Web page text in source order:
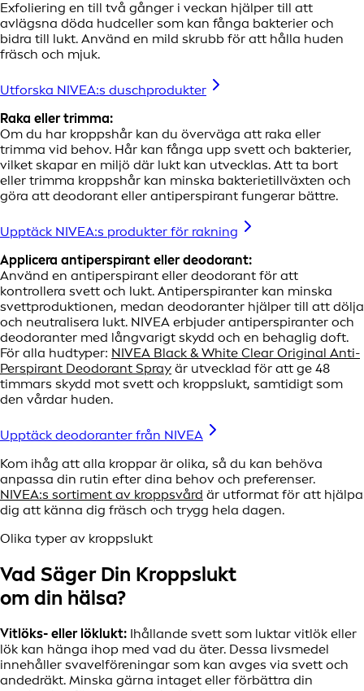
Exfoliering en till två gånger i veckan hjälper till att
avlägsna döda hudceller som kan fånga bakterier och
bidra till lukt. Använd en mild skrubb för att hålla huden
fräsch och mjuk.
Utforska NIVEA:s duschprodukter
Raka eller trimma:
Om du har kroppshår kan du överväga att raka eller
trimma vid behov. Hår kan fånga upp svett och bakterier,
vilket skapar en miljö där lukt kan utvecklas. Att ta bort
eller trimma kroppshår kan minska bakterietillväxten och
göra att deodorant eller antiperspirant fungerar bättre.
Upptäck NIVEA:s produkter för rakning
Applicera antiperspirant eller deodorant:
Använd en antiperspirant eller deodorant för att
kontrollera svett och lukt. Antiperspiranter kan minska
svettproduktionen, medan deodoranter hjälper till att dölja
och neutralisera lukt. NIVEA erbjuder antiperspiranter och
deodoranter med långvarigt skydd och en behaglig doft.
För alla hudtyper: NIVEA Black & White Clear Original Anti-
Perspirant Deodorant Spray är utvecklad för att ge 48
timmars skydd mot svett och kroppslukt, samtidigt som
den vårdar huden.
Upptäck deodoranter från NIVEA
Kom ihåg att alla kroppar är olika, så du kan behöva
anpassa din rutin efter dina behov och preferenser.
NIVEA:s sortiment av kroppsvård är utformat för att hjälpa
dig att känna dig fräsch och trygg hela dagen.
Olika typer av kroppslukt
Vad Säger Din Kroppslukt
om din hälsa?
Vitlöks- eller löklukt: Ihållande svett som luktar vitlök eller
lök kan hänga ihop med vad du äter. Dessa livsmedel
innehåller svavelföreningar som kan avges via svett och
andedräkt. Minska gärna intaget eller förbättra din